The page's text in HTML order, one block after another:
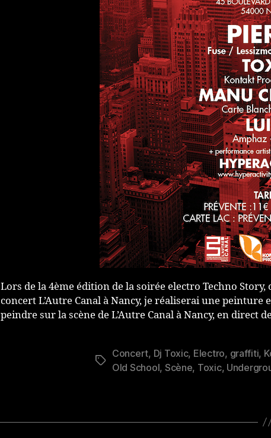
Lors de la 4ème édition de la soirée electro Techno
concert L’Autre Canal à Nancy, je réaliserai une peinture
peindre sur la scène de L’Autre Canal à Nancy, en direct
Étiquettes
Concert, Dj Toxic, Electro, graffiti,
Old School, Scène, Toxic,